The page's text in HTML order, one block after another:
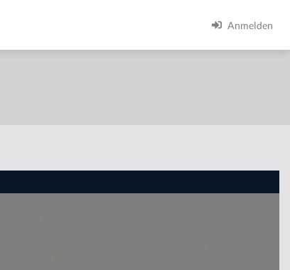
Anmelden